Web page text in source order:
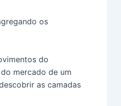
os
do
mercado de um
as camadas